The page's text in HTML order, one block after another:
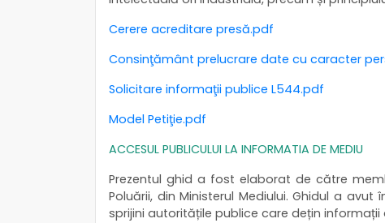
Cerere acreditare presă.pdf
Consinţământ prelucrare date cu caracter
Solicitare informaţii publice L544.pdf
Model Petiţie.pdf
ACCESUL PUBLICULUI LA INFORMATIA DE MEDIU
Prezentul ghid a fost elaborat de către
Poluării, din Ministerul Mediului. Ghidul a
sprijini autoritățile publice care dețin